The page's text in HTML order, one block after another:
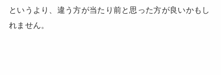
というより、違う方が当たり前と思った方が良いかもし
れません。